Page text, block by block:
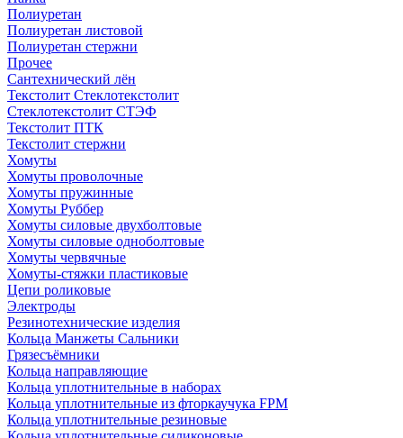
Полиуретан
Полиуретан листовой
Полиуретан стержни
Прочее
Сантехнический лён
Текстолит Стеклотекстолит
Стеклотекстолит СТЭФ
Текстолит ПТК
Текстолит стержни
Хомуты
Хомуты проволочные
Хомуты пружинные
Хомуты Руббер
Хомуты силовые двухболтовые
Хомуты силовые одноболтовые
Хомуты червячные
Хомуты-стяжки пластиковые
Цепи роликовые
Электроды
Резинотехнические изделия
Кольца Манжеты Сальники
Грязесъёмники
Кольца направляющие
Кольца уплотнительные в наборах
Кольца уплотнительные из фторкаучука FPM
Кольца уплотнительные резиновые